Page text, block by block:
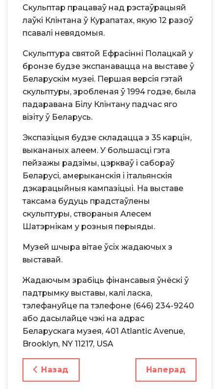
Скульптар працаваў над рэстаўрацыяй
лаўкі Клінтана ў Курапатах, якую 12 разоў
псавалі невядомыя.
Скульптура святой Ефрасінні Полацкай у
бронзе будзе экспанавацца на выставе ў
Беларускім музеі. Першая версія гэтай
скульптуры, зробленая ў 1994 годзе, была
падаравана Білу Клінтану падчас яго
візіту ў Беларусь.
Экспазіцыя будзе складацца з 35 карцін,
выкананых алеем. У большасці гэта
пейзажы радзімы, цэркваў і сабораў
Беларусі, амерыканскія і італьянскія
дэкарацыйныя кампазіцыі. На выставе
таксама будуць прадстаўлены
скульптуры, створаныя Алесем
Шатэрнікам у розныя перыяды.
Музей шчыра вітае ўсіх жадаючых з
выставай.
Жадаючым зрабіць фінансавыя ўнёскі ў
падтрымку выставы, калі ласка,
тэлефануйце па тэлефоне (646) 234-9240
або дасылайце чэкі на адрас
Беларускага музея, 401 Atlantic Avenue,
Brooklyn, NY 11217, USA
Папярэдні Артыкул: У НЬЮ-ЁРКУ
Назад Наступны
Наперад